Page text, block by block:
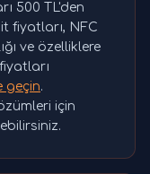
500 TL'den
fiyatları, NFC
ve özelliklere
geçin.
için